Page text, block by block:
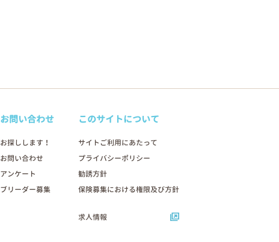
お問い合わせ
お探しします！
お問い合わせ
アンケート
ブリーダー募集
このサイトについて
サイトご利用にあたって
プライバシーポリシー
勧誘方針
保険募集における権限及び方針
求人情報